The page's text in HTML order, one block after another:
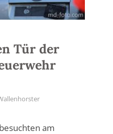
Tür der
am